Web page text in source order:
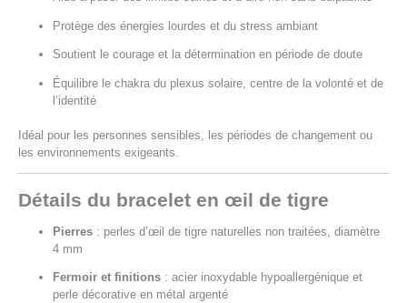
Protège des énergies lourdes et du stress ambiant
Soutient le courage et la détermination en période de doute
Équilibre le chakra du plexus solaire, centre de la volonté et de
l’identité
Idéal pour les personnes sensibles, les périodes de changement ou
les environnements exigeants.
Détails du bracelet en œil de tigre
Pierres : perles d’œil de tigre naturelles non traitées, diamètre
4 mm
Fermoir et finitions : acier inoxydable hypoallergénique et
perle décorative en métal argenté